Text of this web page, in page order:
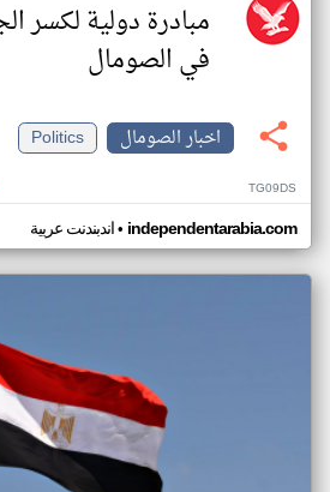
مبادرة دولية لكسر
في الصومال
اخبار الصومال
Politics
TG09DS
اندبندنت عربية• independentarabia.com